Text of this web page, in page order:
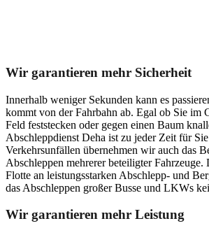
Wir garantieren mehr Sicherheit
Innerhalb weniger Sekunden kann es
kommt von der Fahrbahn ab. Egal ob Sie im
Feld feststecken oder gegen einen Baum
Abschleppdienst Deha ist zu jeder Zeit für
Verkehrsunfällen übernehmen wir auch das
Abschleppen mehrerer beteiligter Fahrzeuge.
Flotte an leistungsstarken Abschlepp- und
das Abschleppen großer Busse und LKWs
Wir garantieren mehr Leistung